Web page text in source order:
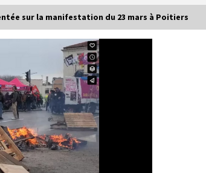
sur la manifestation du 23 mars à Poitiers